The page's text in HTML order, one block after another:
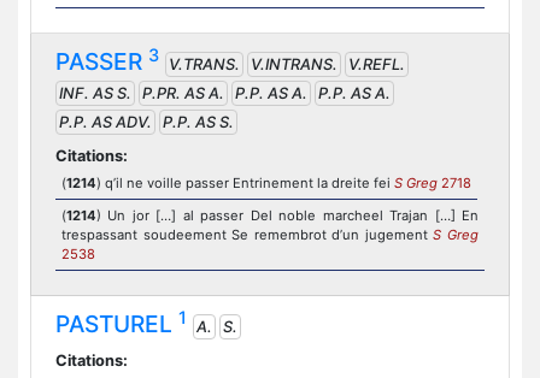
PASSER 3 V.TRANS. V.INTRANS.
V.REFL.
INF. AS S.
P.PR. AS A. P.P. AS A.
P.P. AS A.
P.P. AS ADV.
P.P. AS S.
Citations:
(1214) q’il ne voille passer Entrinement la dreite fei S Greg 2718
(1214) Un jor […] al passer Del noble marcheel Trajan […] En
trespassant soudeement Se remembrot d’un jugementS Greg
2538
PASTUREL 1 A.
S.
Citations: